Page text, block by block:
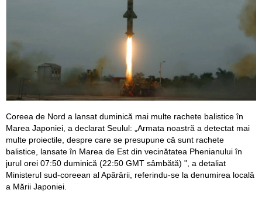
Coreea de Nord a lansat duminică mai multe rachete balistice în
Marea Japoniei, a declarat Seulul: „Armata noastră a detectat mai
multe proiectile, despre care se presupune că sunt rachete
balistice, lansate în Marea de Est din vecinătatea Phenianului în
jurul orei 07:50 duminică (22:50 GMT sâmbătă) ", a detaliat
Ministerul sud-coreean al Apărării, referindu-se la denumirea locală
a Mării Japoniei.